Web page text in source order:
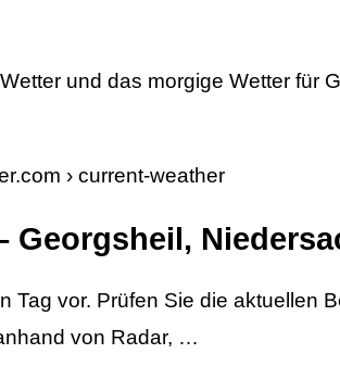
und das morgige Wetter für
› current-weather
Georgsheil,
Tag vor. Prüfen Sie die aktuellen
von Radar, …